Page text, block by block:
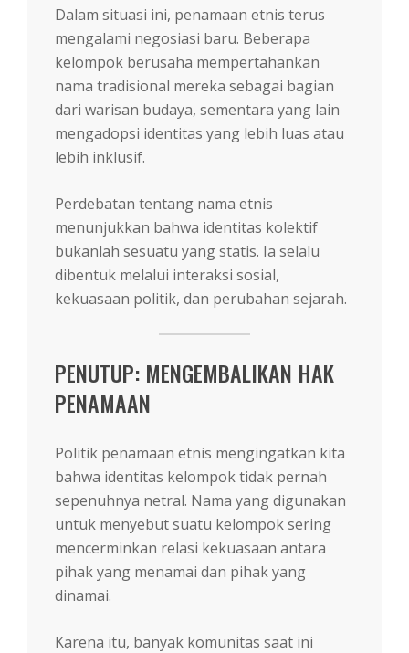
Dalam situasi ini, penamaan etnis terus
mengalami negosiasi baru. Beberapa
kelompok berusaha mempertahankan
nama tradisional mereka sebagai bagian
dari warisan budaya, sementara yang lain
mengadopsi identitas yang lebih luas atau
lebih inklusif.
Perdebatan tentang nama etnis
menunjukkan bahwa identitas kolektif
bukanlah sesuatu yang statis. Ia selalu
dibentuk melalui interaksi sosial,
kekuasaan politik, dan perubahan sejarah.
PENUTUP: MENGEMBALIKAN HAK
PENAMAAN
Politik penamaan etnis mengingatkan kita
bahwa identitas kelompok tidak pernah
sepenuhnya netral. Nama yang digunakan
untuk menyebut suatu kelompok sering
mencerminkan relasi kekuasaan antara
pihak yang menamai dan pihak yang
dinamai.
Karena itu, banyak komunitas saat ini